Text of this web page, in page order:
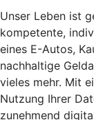
Unser Leben ist
kompetente,
eines E-Autos,
nachhaltige
vieles mehr. Mit
Nutzung Ihrer
zunehmend